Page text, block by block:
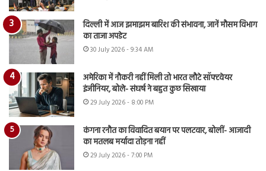
दिल्ली में आज झमाझम बारिश की संभावना, जानें मौसम विभाग
का ताजा अपडेट
30 July 2026 - 9:34 AM
अमेरिका में नौकरी नहीं मिली तो भारत लौटे सॉफ्टवेयर
इंजीनियर, बोले- संघर्ष ने बहुत कुछ सिखाया
29 July 2026 - 8:00 PM
कंगना रनौत का विवादित बयान पर पलटवार, बोलीं- आजादी
का मतलब मर्यादा तोड़ना नहीं
29 July 2026 - 7:00 PM